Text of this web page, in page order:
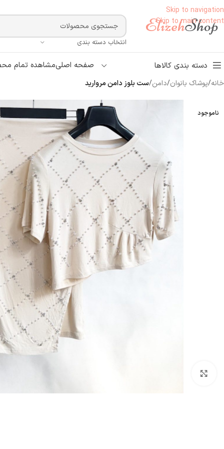
Skip to navigation
Skip to main content
انتخاب دسته بندی
دسته بندی کالاها صفحه اصلیمشاهده تمام
خانه/پوشاک بانوان/دامن/ست بلوز دامن مروارید
ناموجود